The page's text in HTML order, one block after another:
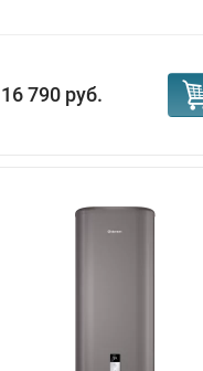
16 790 руб.